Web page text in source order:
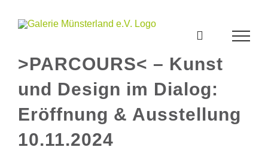
Inhalt
>PARCOURS< – Kunst
und Design im Dialog:
Eröffnung & Ausstellung
10.11.2024